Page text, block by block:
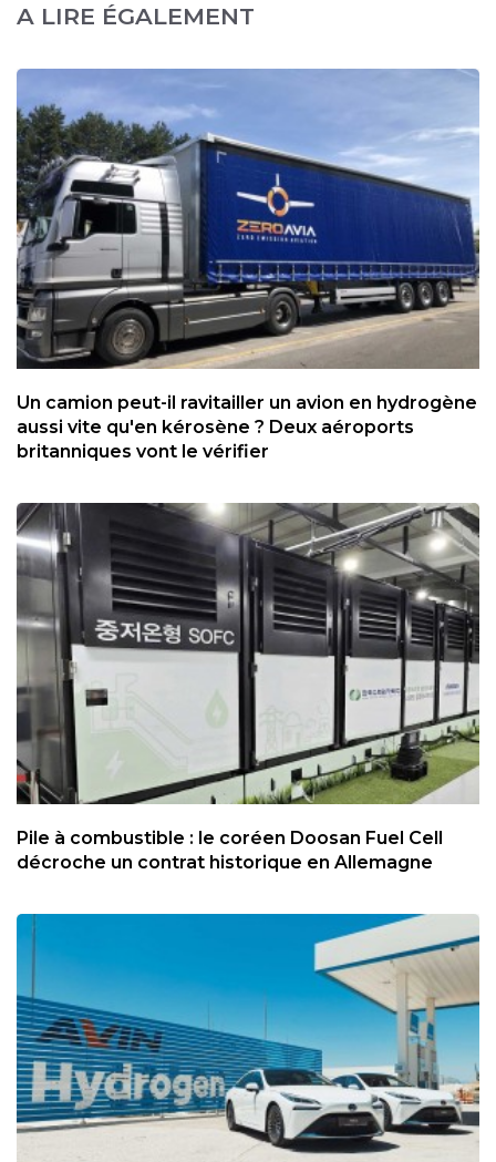
A LIRE ÉGALEMENT
Un camion peut-il ravitailler un avion en hydrogène
aussi vite qu'en kérosène ? Deux aéroports
britanniques vont le vérifier
Pile à combustible : le coréen Doosan Fuel Cell
décroche un contrat historique en Allemagne